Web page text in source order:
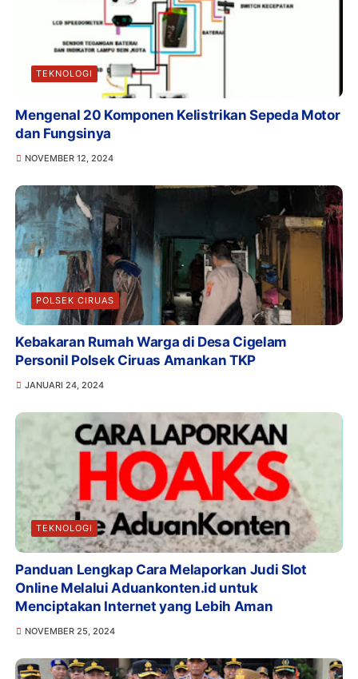
TEKNOLOGI
Mengenal 20 Komponen Kelistrikan Sepeda Motor
dan Fungsinya
NOVEMBER 12, 2024
POLSEK CIRUAS
Kebakaran Rumah Warga di Desa Cigelam
Personil Polsek Ciruas Amankan TKP
JANUARI 24, 2024
TEKNOLOGI
Panduan Lengkap Cara Melaporkan Judi Slot
Online Melalui Aduankonten.id untuk
Menciptakan Internet yang Lebih Aman
NOVEMBER 25, 2024